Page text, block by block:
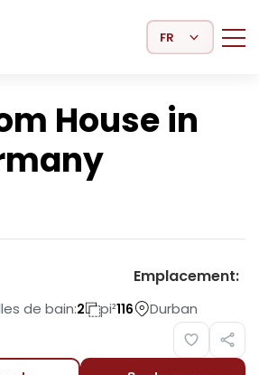
Select Language
House in
de bain:2 pi²116
Emplacement:
Durban